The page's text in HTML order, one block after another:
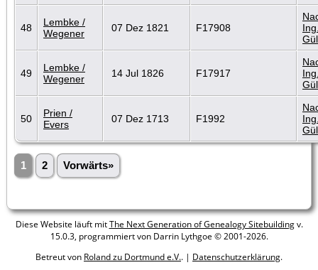
48
Lembke /
Wegener
07 Dez 1821 F17908
49
Lembke /
Wegener
14 Jul 1826 F17917
50
Prien /
Evers
07 Dez 1713 F1992
1 2 Vorwärts»
Diese Website läuft mitThe Next Generation of Genealogy Sitebuildingv.
15.0.3, programmiert von Darrin Lythgoe © 2001-2026.
Betreut von Roland zu Dortmund e.V.. | Datenschutzerklärung.